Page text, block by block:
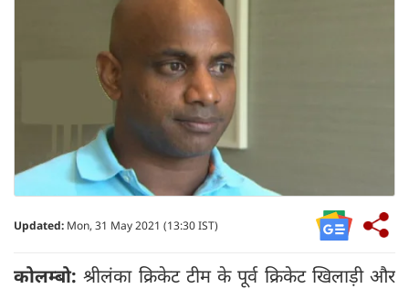
Updated: Mon, 31 May 2021 (13:30 IST)
कोलम्बो: श्रीलंका क्रिकेट टीम के पूर्व क्रिकेट खिलाड़ी और